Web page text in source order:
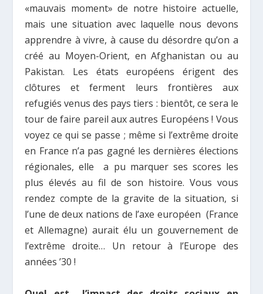
«mauvais moment» de notre histoire actuelle,
mais une situation avec laquelle nous devons
apprendre à vivre, à cause du désordre qu’on a
créé au Moyen-Orient, en Afghanistan ou au
Pakistan. Les états européens érigent des
clôtures et ferment leurs frontières aux
refugiés venus des pays tiers : bientôt, ce sera le
tour de faire pareil aux autres Européens ! Vous
voyez ce qui se passe ; même si l’extrême droite
en France n’a pas gagné les dernières élections
régionales, elle a pu marquer ses scores les
plus élevés au fil de son histoire. Vous vous
rendez compte de la gravite de la situation, si
l’une de deux nations de l’axe européen (France
et Allemagne) aurait élu un gouvernement de
l’extrême droite… Un retour à l’Europe des
années ’30 !